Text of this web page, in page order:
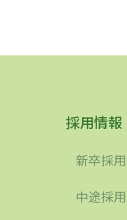
採用情報
新卒採用
中途採用